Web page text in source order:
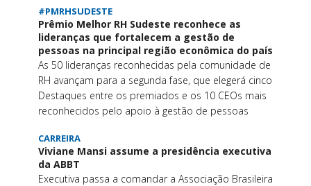
#PMRHSUDESTE
Prêmio Melhor RH Sudeste reconhece as
lideranças que fortalecem a gestão de
pessoas na principal região econômica do país
As 50 lideranças reconhecidas pela comunidade de
RH avançam para a segunda fase, que elegerá cinco
Destaques entre os premiados e os 10 CEOs mais
reconhecidos pelo apoio à gestão de pessoas
CARREIRA
Viviane Mansi assume a presidência executiva
da ABBT
Executiva passa a comandar a Associação Brasileira